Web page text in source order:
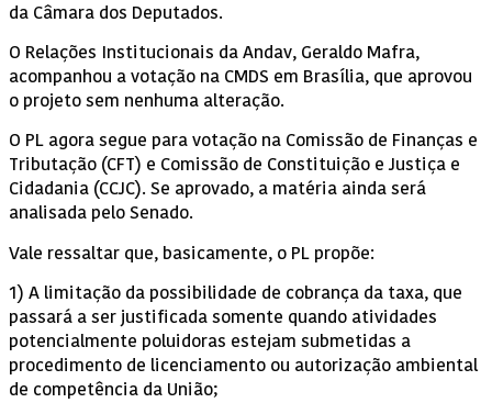
da Câmara dos Deputados.
O Relações Institucionais da Andav, Geraldo Mafra,
acompanhou a votação na CMDS em Brasília, que aprovou
o projeto sem nenhuma alteração.
O PL agora segue para votação na Comissão de Finanças e
Tributação (CFT) e Comissão de Constituição e Justiça e
Cidadania (CCJC). Se aprovado, a matéria ainda será
analisada pelo Senado.
Vale ressaltar que, basicamente, o PL propõe:
1) A limitação da possibilidade de cobrança da taxa, que
passará a ser justificada somente quando atividades
potencialmente poluidoras estejam submetidas a
procedimento de licenciamento ou autorização ambiental
de competência da União;